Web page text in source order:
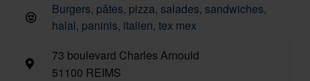
Burgers, pâtes, pizza, salades, sandwiches,
halal, paninis, italien, tex mex
73 boulevard Charles Arnould
51100 REIMS